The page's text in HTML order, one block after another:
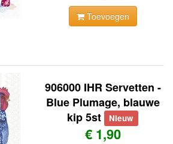
Toevoegen
906000 IHR Servetten -
Blue Plumage, blauwe
kip 5st
Nieuw
€ 1,90